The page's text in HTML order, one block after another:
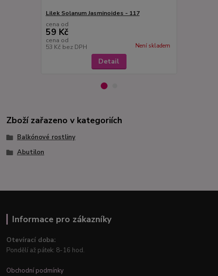
Lilek Solanum Jasminoides - 117
cena od
59 Kč
cena od
53 Kč bez DPH Není skladem
Detail
Zboží zařazeno v kategoriích
Balkónové rostliny
Abutilon
Informace pro zákazníky
Otevírací doba:
Pondělí až pátek: 8-16 hod.
Obchodní podmínky